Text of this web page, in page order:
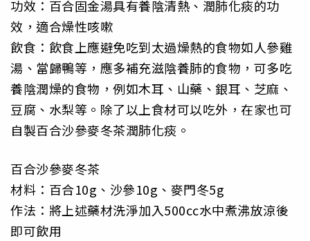
功效：百合固金湯具有養陰清熱、潤肺化痰的功
效，適合燥性咳嗽
飲食：飲食上應避免吃到太過燥熱的食物如人參雞
湯、當歸鴨等，應多補充滋陰養肺的食物，可多吃
養陰潤燥的食物，例如木耳、山藥、銀耳、芝麻、
豆腐、水梨等。除了以上食材可以吃外，在家也可
自製百合沙參麥冬茶潤肺化痰。
百合沙參麥冬茶
材料：百合10g、沙參10g、麥門冬5g
作法：將上述藥材洗淨加入500cc水中煮沸放涼後
即可飲用